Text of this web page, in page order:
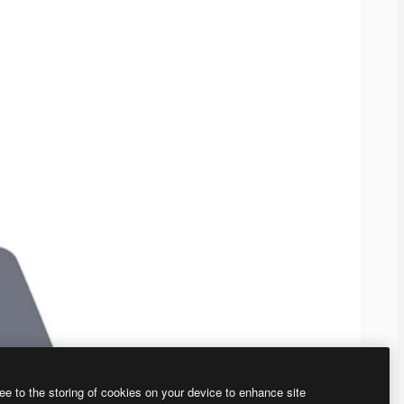
to the storing of cookies on your device to enhance site